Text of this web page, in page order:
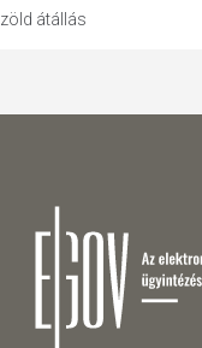
zöld átállás